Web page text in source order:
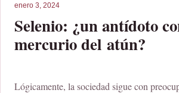
enero 3, 2024
Selenio: ¿un antídoto
mercurio del atún?
Lógicamente, la sociedad sigue con